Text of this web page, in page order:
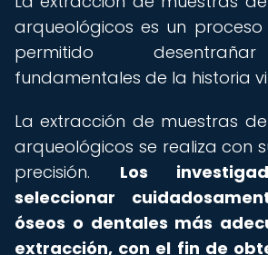
arqueológicos es un
permitido
fundamentales de la historia
La extracción de muestras
arqueológicos se realiza con
precisión. Los
seleccionar
óseos o dentales más
extracción, con el fin de